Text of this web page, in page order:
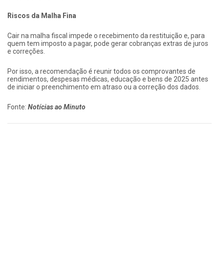
Riscos da Malha Fina
Cair na malha fiscal impede o recebimento da restituição e, para
quem tem imposto a pagar, pode gerar cobranças extras de juros
e correções.
Por isso, a recomendação é reunir todos os comprovantes de
rendimentos, despesas médicas, educação e bens de 2025 antes
de iniciar o preenchimento em atraso ou a correção dos dados.
Fonte: Notícias ao Minuto